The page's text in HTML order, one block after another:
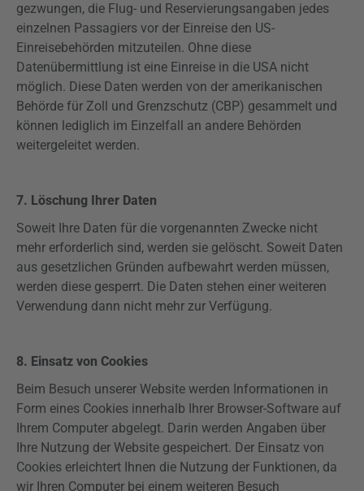
gezwungen, die Flug- und Reservierungsangaben jedes
einzelnen Passagiers vor der Einreise den US-
Einreisebehörden mitzuteilen. Ohne diese
Datenübermittlung ist eine Einreise in die USA nicht
möglich. Diese Daten werden von der amerikanischen
Behörde für Zoll und Grenzschutz (CBP) gesammelt und
können lediglich im Einzelfall an andere Behörden
weitergeleitet werden.
7. Löschung Ihrer Daten
Soweit Ihre Daten für die vorgenannten Zwecke nicht
mehr erforderlich sind, werden sie gelöscht. Soweit Daten
aus gesetzlichen Gründen aufbewahrt werden müssen,
werden diese gesperrt. Die Daten stehen einer weiteren
Verwendung dann nicht mehr zur Verfügung.
8. Einsatz von Cookies
Beim Besuch unserer Website werden Informationen in
Form eines Cookies innerhalb Ihrer Browser-Software auf
Ihrem Computer abgelegt. Darin werden Angaben über
Ihre Nutzung der Website gespeichert. Der Einsatz von
Cookies erleichtert Ihnen die Nutzung der Funktionen, da
wir Ihren Computer bei einem weiteren Besuch